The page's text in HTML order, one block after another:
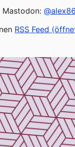
Mastodon:
RSS Feed